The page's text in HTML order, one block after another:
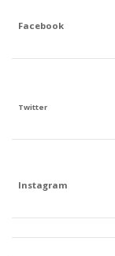
Facebook
Twitter
Instagram